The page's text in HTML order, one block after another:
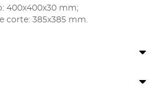
400x400x30 mm;
corte: 385x385 mm.